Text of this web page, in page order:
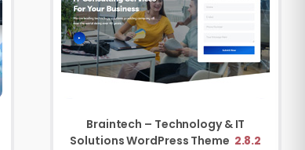
Braintech – Technology & IT
Solutions WordPress Theme 2.8.2